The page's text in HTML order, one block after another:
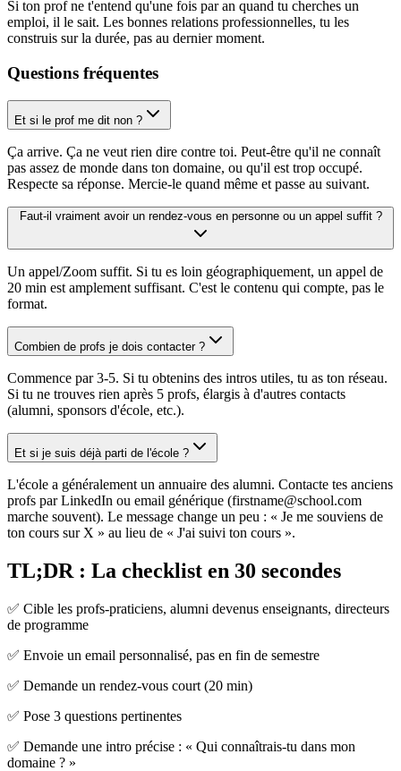
Si ton prof ne t'entend qu'une fois par an quand tu cherches un
emploi, il le sait. Les bonnes relations professionnelles, tu les
construis sur la durée, pas au dernier moment.
Questions fréquentes
Et si le prof me dit non ?
Ça arrive. Ça ne veut rien dire contre toi. Peut-être qu'il ne connaît
pas assez de monde dans ton domaine, ou qu'il est trop occupé.
Respecte sa réponse. Mercie-le quand même et passe au suivant.
Faut-il vraiment avoir un rendez-vous en personne ou un appel suffit ?
Un appel/Zoom suffit. Si tu es loin géographiquement, un appel de
20 min est amplement suffisant. C'est le contenu qui compte, pas le
format.
Combien de profs je dois contacter ?
Commence par 3-5. Si tu obtenins des intros utiles, tu as ton réseau.
Si tu ne trouves rien après 5 profs, élargis à d'autres contacts
(alumni, sponsors d'école, etc.).
Et si je suis déjà parti de l'école ?
L'école a généralement un annuaire des alumni. Contacte tes anciens
profs par LinkedIn ou email générique (firstname@school.com
marche souvent). Le message change un peu : « Je me souviens de
ton cours sur X » au lieu de « J'ai suivi ton cours ».
TL;DR : La checklist en 30 secondes
✅ Cible les profs-praticiens, alumni devenus enseignants, directeurs
de programme
✅ Envoie un email personnalisé, pas en fin de semestre
✅ Demande un rendez-vous court (20 min)
✅ Pose 3 questions pertinentes
✅ Demande une intro précise : « Qui connaîtrais-tu dans mon
domaine ? »